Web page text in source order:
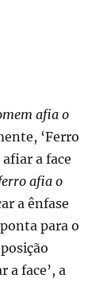
afia o
‘Ferro
a face
afia o
a ênfase
para o
a face’, a